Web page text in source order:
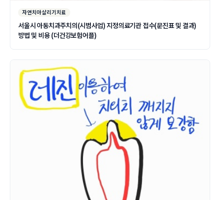
자연치아살리기치료
서울시 아동치과주치의(시범사업) 지정의료기관 접수(문진표 및 결과)
방법 및 비용 (더건강보험어플)